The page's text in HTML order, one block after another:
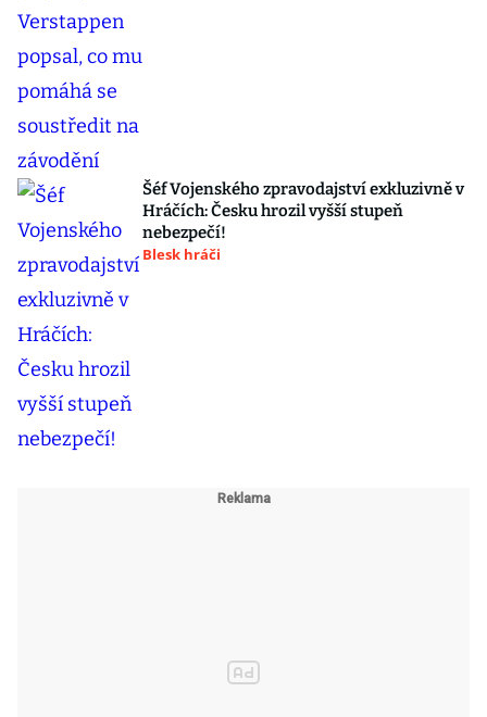
Šéf Vojenského zpravodajství exkluzivně v
Hráčích: Česku hrozil vyšší stupeň
nebezpečí!
Blesk hráči